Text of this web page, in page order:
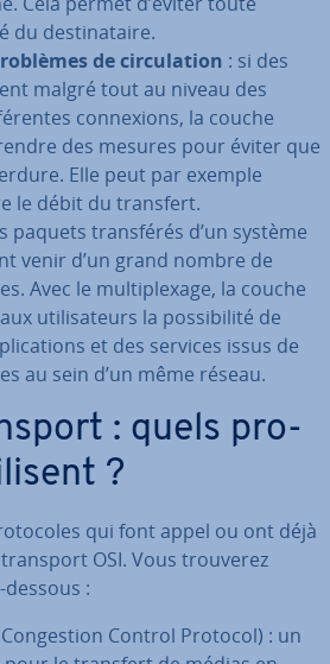
du des­ti­na­taire.
de cir­cu­la­tion : si des
malgré tout au niveau des
con­nexions, la couche
des mesures pour éviter que
Elle peut par exemple
le débit du transfert.
paquets trans­fé­rés d’un système
venir d’un grand nombre de
Avec le mul­ti­plexage, la couche
uti­li­sa­teurs la pos­si­bi­lité de
et des services issus de
au sein d’un même réseau.
: quels pro­
?
qui font appel ou ont déjà
OSI. Vous trouverez
:
Control Protocol) : un